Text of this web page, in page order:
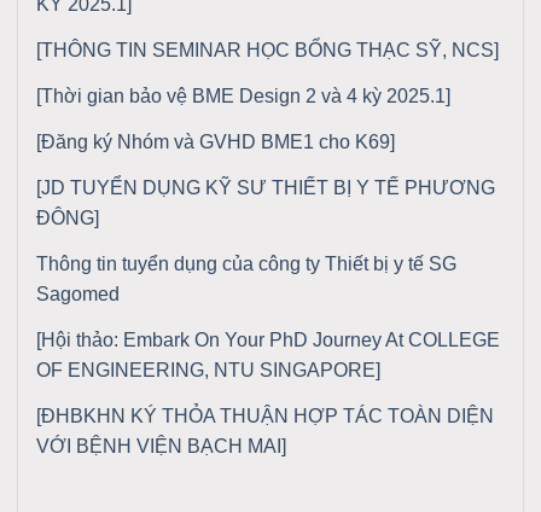
KỲ 2025.1]
[THÔNG TIN SEMINAR HỌC BỔNG THẠC SỸ, NCS]
[Thời gian bảo vệ BME Design 2 và 4 kỳ 2025.1]
[Đăng ký Nhóm và GVHD BME1 cho K69]
[JD TUYỂN DỤNG KỸ SƯ THIẾT BỊ Y TẾ PHƯƠNG
ĐÔNG]
Thông tin tuyển dụng của công ty Thiết bị y tế SG
Sagomed
[Hội thảo: Embark On Your PhD Journey At COLLEGE
OF ENGINEERING, NTU SINGAPORE]
[ĐHBKHN KÝ THỎA THUẬN HỢP TÁC TOÀN DIỆN
VỚI BỆNH VIỆN BẠCH MAI]